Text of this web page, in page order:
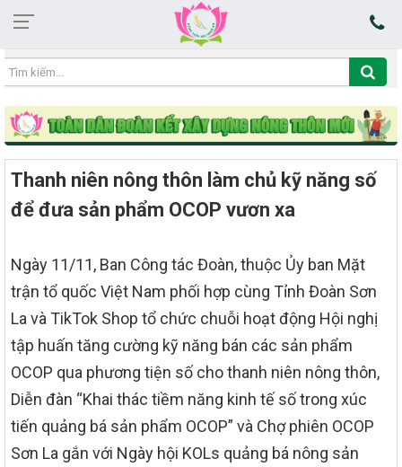
14:40:38 08/08/2026
Thanh niên nông thôn làm chủ kỹ năng số
để đưa sản phẩm OCOP vươn xa
Ngày 11/11, Ban Công tác Đoàn, thuộc Ủy ban Mặt
trận tổ quốc Việt Nam phối hợp cùng Tỉnh Đoàn Sơn
La và TikTok Shop tổ chức chuỗi hoạt động Hội nghị
tập huấn tăng cường kỹ năng bán các sản phẩm
OCOP qua phương tiện số cho thanh niên nông thôn,
Diễn đàn “Khai thác tiềm năng kinh tế số trong xúc
tiến quảng bá sản phẩm OCOP” và Chợ phiên OCOP
Sơn La gắn với Ngày hội KOLs quảng bá nông sản